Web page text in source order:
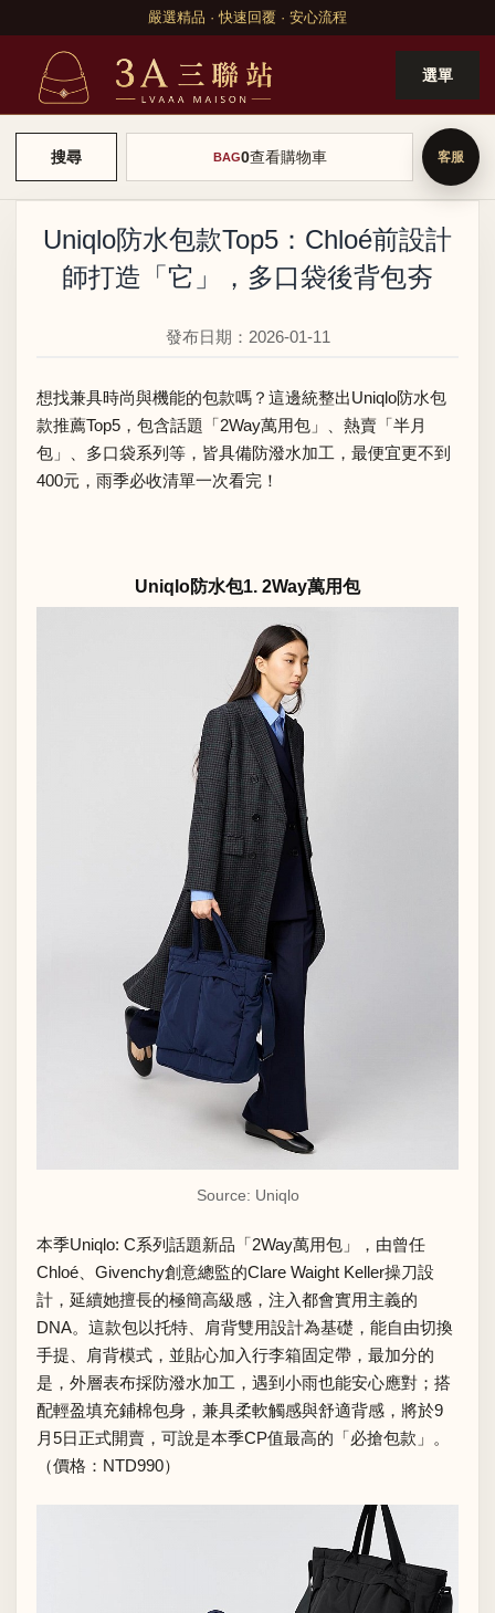
嚴選精品 · 快速回覆 · 安心流程
選單
搜尋 BAG0查看購物車
Uniqlo防水包款Top5：Chloé前設計
師打造「它」，多口袋後背包夯
發布日期：2026-01-11
想找兼具時尚與機能的包款嗎？這邊統整出Uniqlo防水包
款推薦Top5，包含話題「2Way萬用包」、熱賣「半月
包」、多口袋系列等，皆具備防潑水加工，最便宜更不到
400元，雨季必收清單一次看完！
Uniqlo防水包1. 2Way萬用包
Source: Uniqlo
本季Uniqlo: C系列話題新品「2Way萬用包 」，由曾任
Chloé、Givenchy創意總監的Clare Waight Keller操刀設
計，延續她擅長的極簡高級感，注入都會實用主義的
DNA。這款包以托特、肩背雙用設計為基礎，能自由切換
手提、肩背模式，並貼心加入行李箱固定帶，最加分的
是，外層表布採防潑水加工，遇到小雨也能安心應對；搭
配輕盈填充鋪棉包身，兼具柔軟觸感與舒適背感，將於9
月5日正式開賣，可說是本季CP值最高的「必搶包款」。
（價格：NTD990）